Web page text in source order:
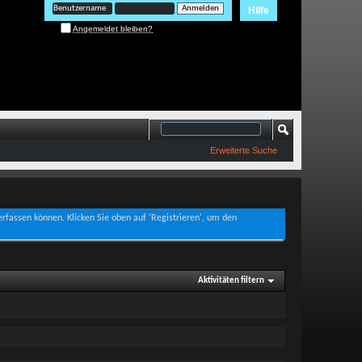
Hilfe
Angemeldet bleiben?
Erweiterte Suche
können. Klicken Sie oben auf 'Registrieren', um den
Aktivitäten filtern